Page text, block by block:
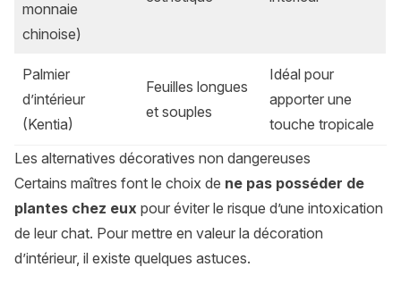
monnaie
chinoise)
Palmier
d’intérieur
(Kentia)
Feuilles longues
et souples
Idéal pour
apporter une
touche tropicale
Les alternatives décoratives non dangereuses
Certains maîtres font le choix de ne pas posséder de
plantes chez eux pour éviter le risque d’une intoxication
de leur chat. Pour mettre en valeur la décoration
d’intérieur, il existe quelques astuces.